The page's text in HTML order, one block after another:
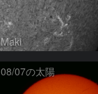
Maki
08/07の太陽